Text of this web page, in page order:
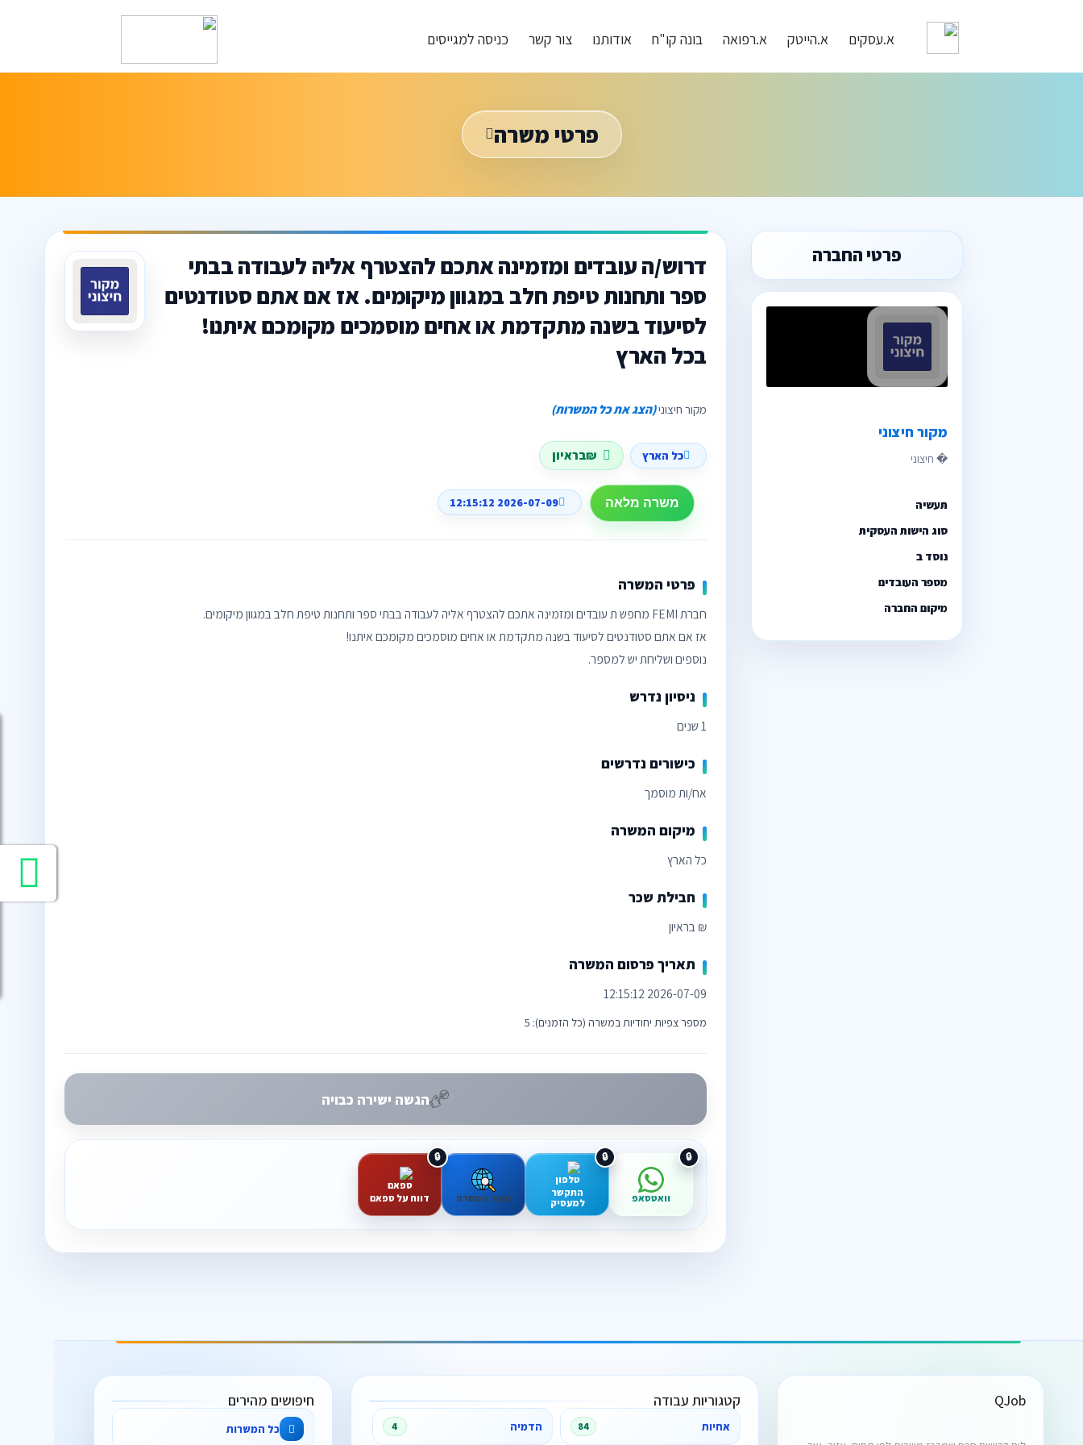
א.עסקים א.הייטק א.רפואה בונה קו"ח אודותנו צור קשר כניסה למגייסים
פרטי משרה
דרוש/ה עובדים ומזמינה אתכם להצטרף אליה לעבודה בבתי
ספר ותחנות טיפת חלב במגוון מיקומים. אז אם אתם סטודנטים
לסיעוד בשנה מתקדמת או אחים מוסמכים מקומכם איתנו!
בכל הארץ
מקור חיצוני(הצג את כל המשרות)
כל הארץ ₪בראיון
משרה מלאה 2026-07-09 12:15:12
פרטי המשרה
אז אם אתם סטודנטים לסיעוד בשנה מתקדמת או אחים מוסמכים מקומכם איתנו!
נוספים ושליחת יש למספר.
ניסיון נדרש
1 שנים
כישורים נדרשים
אח/ות מוסמך
מיקום המשרה
כל הארץ
חבילת שכר
₪ בראיון
תאריך פרסום המשרה
2026-07-09 12:15:12
מספר צפיות יחודיות במשרה (כל הזמנים): 5
הגשה ישירה כבויה
וואטסאפ
התקשר
למעסיק
מקור המשרה דווח על ספאם
פרטי החברה
מקור חיצוני
תעשיה
סוג הישות העסקית
נוסד ב
מספר העובדים
מיקום החברה
QJob קטגוריות עבודה
אחיות 84 הדמיה 4
חיפושים מהירים
כל המשרות